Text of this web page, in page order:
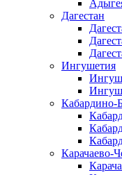
Дагестан
Ингушетия
Кабардино-
Карачаево-